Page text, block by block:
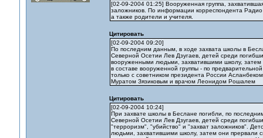
[02-09-2004 01:25] Вооруженная группа,
заложников. По информации корреспондента
а также родители и учителя.
Цитировать
[02-09-2004 09:20]
По последним данным, в ходе захвата школы в
Северной Осетии Лев Дзугаев, детей среди
вооруженными людьми, захватившими школу, затем
в составе вооруженной группы - по
только с советником президента России
Муратом Зязиковым и врачом Леонидом Рошалем
Цитировать
[02-09-2004 10:24]
При захвате школы в Беслане погибли, по
Северной Осетии Лев Дзугаев, детей среди
"терроризм", "убийство" и "захват заложников".
людьми, захватившими школу, затем они прервали